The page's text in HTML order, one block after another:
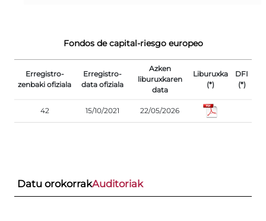
Fondos de capital-riesgo europeo
Erregistro-
zenbaki ofiziala
Erregistro-
data ofiziala
Azken
liburuxkaren
data
Liburuxka
(*)
DFI
(*)
42 15/10/2021 22/05/2026
Datu orokorrakAuditoriak